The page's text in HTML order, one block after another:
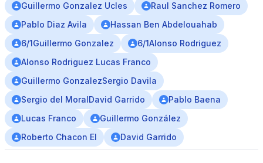
Guillermo Gonzalez Ucles
Raul Sanchez Romero
Pablo Diaz Avila
Hassan Ben Abdelouahab
6/1Guillermo Gonzalez
6/1Alonso Rodriguez
Alonso Rodriguez Lucas Franco
Guillermo GonzalezSergio Davila
Sergio del MoralDavid Garrido
Pablo Baena
Lucas Franco
Guillermo González
Roberto Chacon El
David Garrido